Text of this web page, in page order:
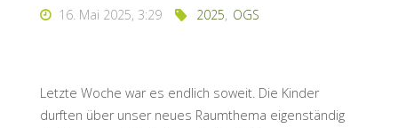
16. Mai 2025, 3:29 2025, OGS
Letzte Woche war es endlich soweit. Die Kinder
durften über unser neues Raumthema eigenständig